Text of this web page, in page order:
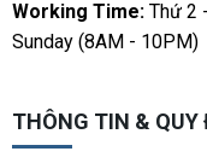
Working Time:Thứ 2
Sunday (8AM - 10PM)
THÔNG TIN & QUY